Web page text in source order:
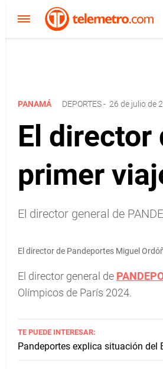
PANAMÁ DEPORTES- 26 de julio de
El director
primer
El director general de
El director de Pandeportes Miguel
El director general de
Olímpicos de París 2024.
TE PUEDE INTERESAR:
Pandeportes explica situación del